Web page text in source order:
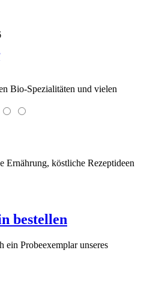
Bio-Spezialitäten und vielen
Ernährung, köstliche Rezeptideen
bestellen
ein Probeexemplar unseres